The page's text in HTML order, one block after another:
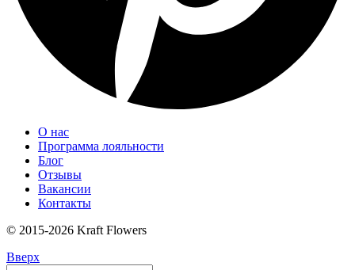
О нас
Программа лояльности
Блог
Отзывы
Вакансии
Контакты
© 2015-2026 Kraft Flowers
Вверх